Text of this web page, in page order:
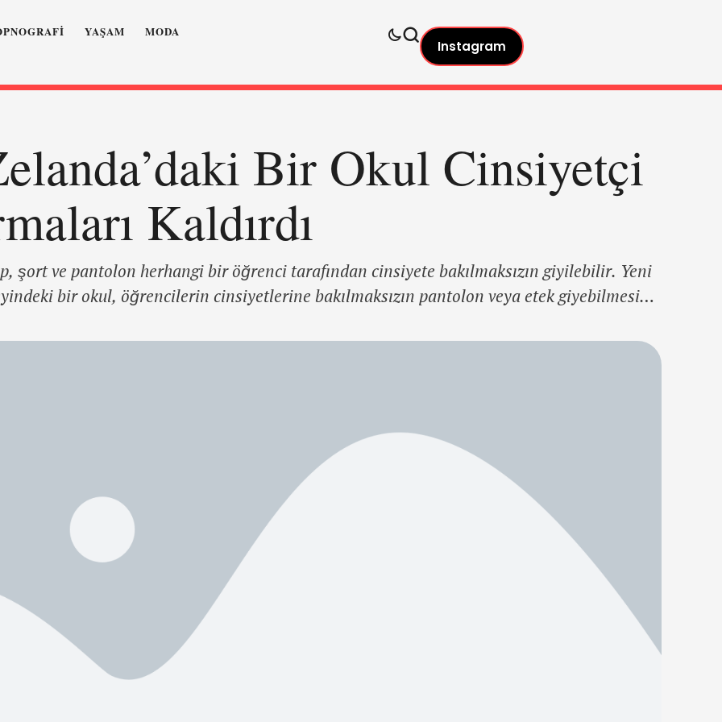
YAŞAM MODA
Instagram
Bir Okul Cinsiyetçi
Kaldırdı
şort ve pantolon herhangi bir öğrenci tarafından cinsiyete bakılmaksızın giyilebilir. Yeni
bir okul, öğrencilerin cinsiyetlerine bakılmaksızın pantolon veya etek giyebilmesi
Orta Okulu cinsiyete bağlı üniforma kurallarını kaldırdı. Okul beş adet üniforma